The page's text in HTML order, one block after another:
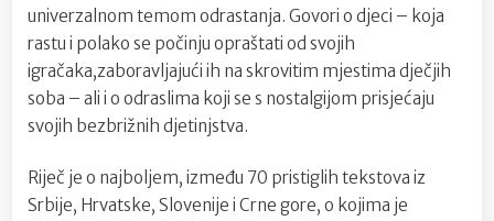
univerzalnom temom odrastanja. Govori o djeci – koja
rastu i polako se počinju opraštati od svojih
igračaka,zaboravljajući ih na skrovitim mjestima dječjih
soba – ali i o odraslima koji se s nostalgijom prisjećaju
svojih bezbrižnih djetinjstva.
Riječ je o najboljem, između 70 pristiglih tekstova iz
Srbije, Hrvatske, Slovenije i Crne gore, o kojima je